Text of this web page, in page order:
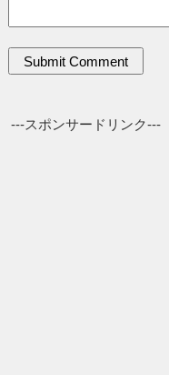
---スポンサードリンク---